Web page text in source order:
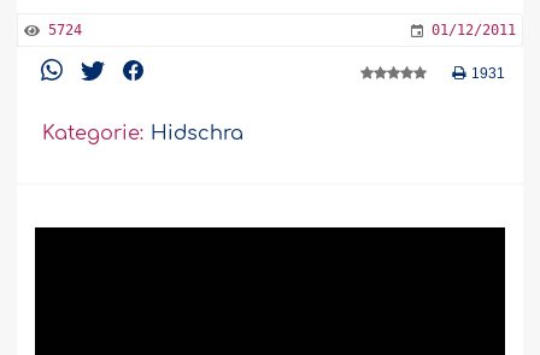
5724 01/12/2011
1931
Kategorie: Hidschra